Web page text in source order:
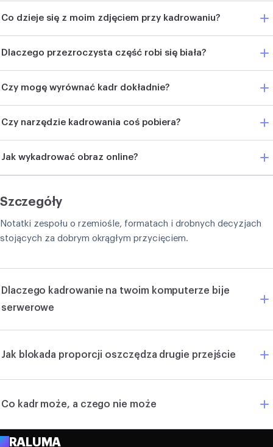
Co dzieje się z moim zdjęciem przy kadrowaniu?
Dlaczego przezroczysta część robi się biała?
Czy mogę wyrównać kadr dokładnie?
Czy narzędzie kadrowania coś pobiera?
Jak wykadrować obraz online?
Szczegóły
Notatki zespołu o rzemiośle, formatach i drobnych decyzjach
stojących za dobrym okrągłym przycięciem.
Dlaczego kadrowanie na twoim komputerze bije
serwerowe
Jak blokada proporcji oszczędza drugie przejście
Co kadr może, a czego nie może
ARALUMA